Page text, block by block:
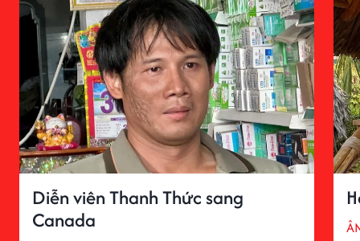
Diễn viên Thanh Thức sang
Canada